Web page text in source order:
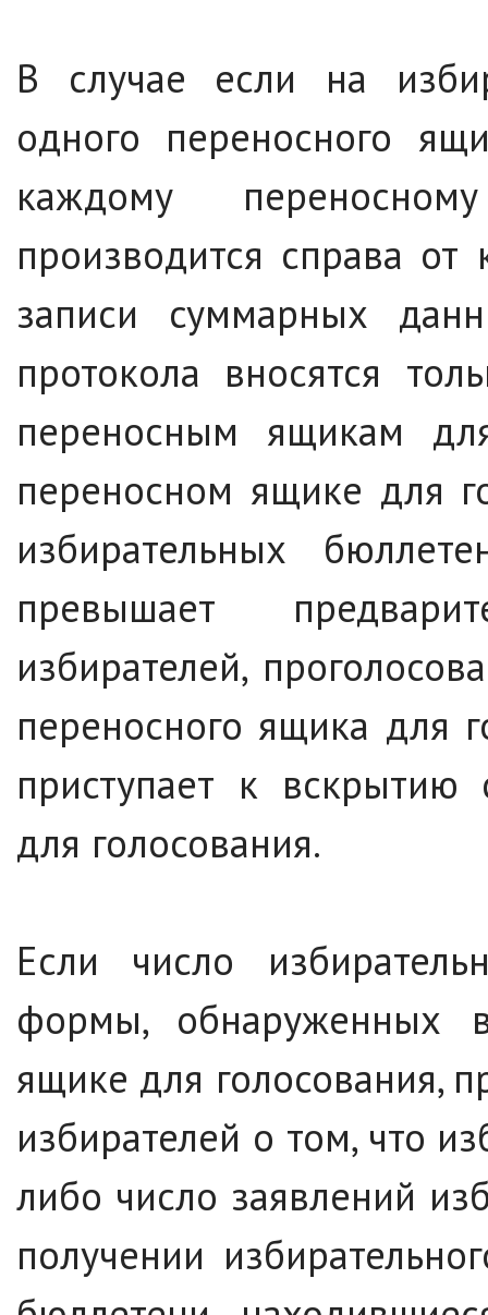
В случае если на
одного переносного
каждому
производится справа от
записи суммарных
протокола вносятся
переносным ящикам
переносном ящике для
избирательных
превышает
избирателей,
переносного ящика для
приступает к
для голосования.
Если число
формы, обнаруженных
ящике для голосования,
избирателей о том, что
либо число заявлений
получении